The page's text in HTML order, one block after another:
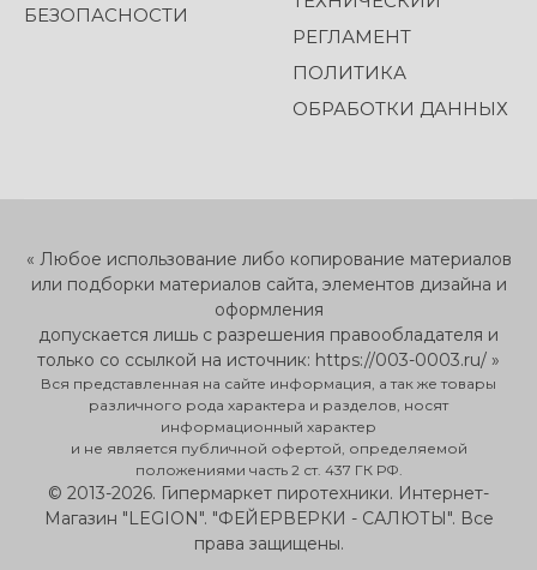
БЕЗОПАСНОСТИ
РЕГЛАМЕНТ
ПОЛИТИКА
ОБРАБОТКИ ДАННЫХ
« Любое использование либо копирование материалов
или подборки материалов сайта, элементов дизайна и
оформления
допускается лишь с разрешения правообладателя и
только со ссылкой на источник: https://003-0003.ru/ »
Вся представленная на сайте информация, а так же товары
различного рода характера и разделов, носят
информационный характер
и не является публичной офертой, определяемой
положениями часть 2 ст. 437 ГК РФ.
© 2013-2026. Гипермаркет пиротехники. Интернет-
Магазин "LEGION". "ФЕЙЕРВЕРКИ - САЛЮТЫ". Все
права защищены.